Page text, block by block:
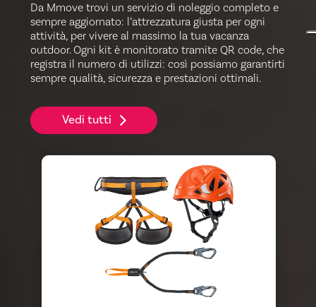
Da Mmove trovi un servizio di noleggio completo e
sempre aggiornato: l’attrezzatura giusta per ogni
attività, per vivere al massimo la tua vacanza
outdoor. Ogni kit è monitorato tramite QR code, che
registra il numero di utilizzi: così possiamo garantirti
sempre qualità, sicurezza e prestazioni ottimali.
Vedi tutti